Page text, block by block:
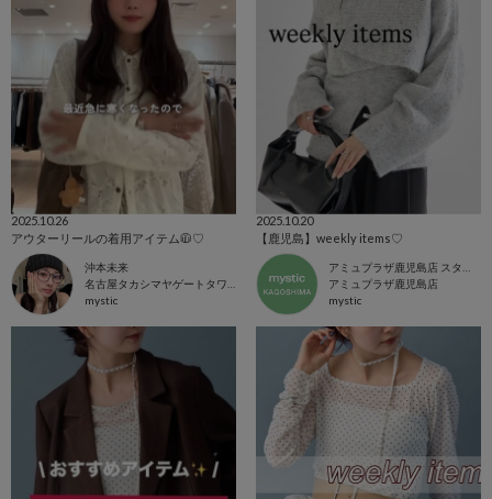
2025.10.26
アウターリールの着用アイテム🧥♡
沖本未来
mystic
2025.10.20
【鹿児島】weekly items♡
アミュプラザ鹿児島店
mystic